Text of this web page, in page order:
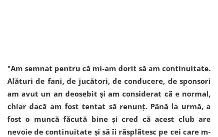
"Am semnat pentru că mi-am dorit să am continuitate.
Alături de fani, de jucători, de conducere, de sponsori
am avut un an deosebit și am considerat că e normal,
chiar dacă am fost tentat să renunț. Până la urmă, a
fost o muncă făcută bine și cred că acest club are
nevoie de continuitate și să îi răsplătesc pe cei care m-